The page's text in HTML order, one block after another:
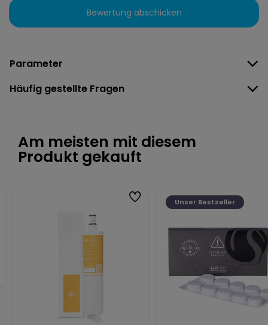
Bewertung abschicken
Parameter
Häufig gestellte Fragen
Am meisten mit diesem
Produkt gekauft
Unser Bestseller